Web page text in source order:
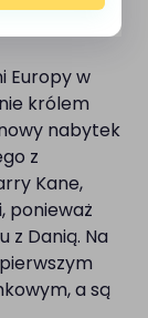
Europy w
królem
nabytek
z
Kane,
ponieważ
z Danią. Na
a są